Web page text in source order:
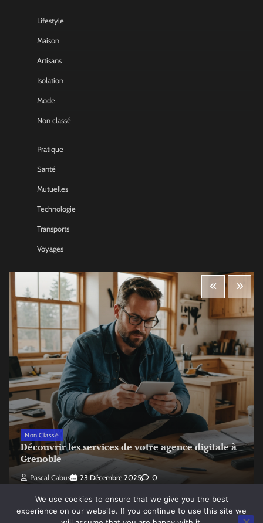
Lifestyle
Maison
Artisans
Isolation
Mode
Non classé
Pratique
Santé
Mutuelles
Technologie
Transports
Voyages
Non Classé
Découvrir les services de votre agence digitale à
Grenoble
Pascal Cabus 23 Décembre 2025 0
We use cookies to ensure that we give you the best
experience on our website. If you continue to use this site we